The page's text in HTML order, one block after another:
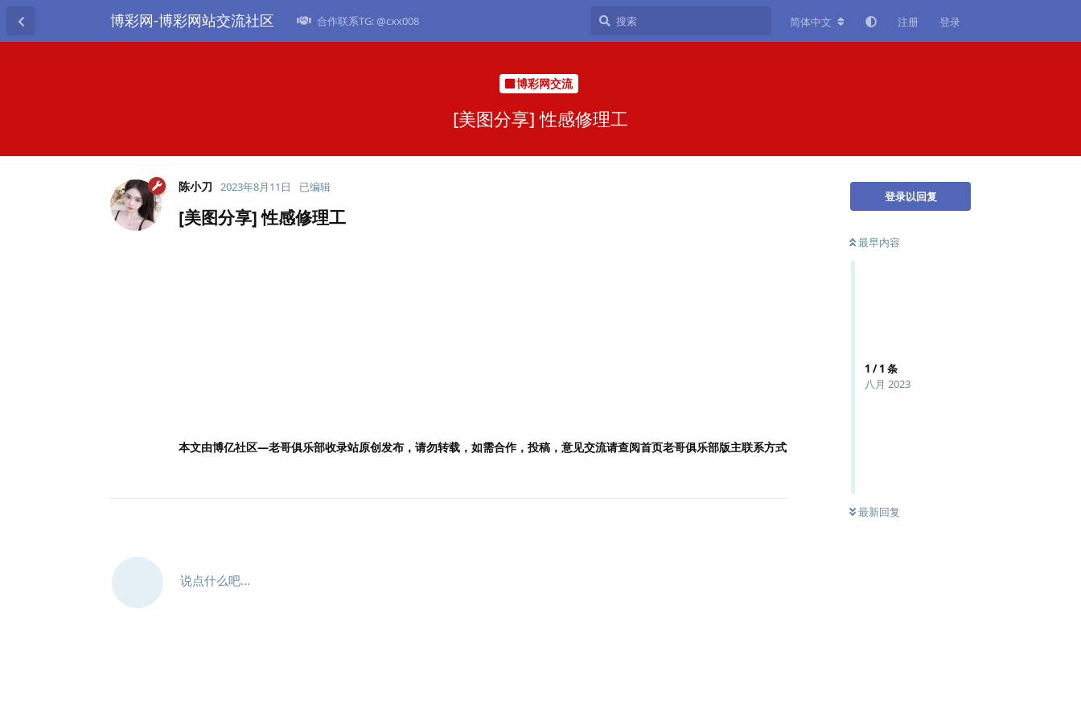
博彩网-博彩网站交流社区 合作联系TG: @cxx008 简体中文 注册 登录
博彩网交流
[美图分享] 性感修理工
登录以回复
最早内容
1 /1 条
八月 2023
最新回复
陈小刀 2023年8月11日 已编辑
[美图分享] 性感修理工
本文由博亿社区—老哥俱乐部收录站原创发布，请勿转载，如需合作，投稿，意见交流请查阅首页老哥俱乐部版主联系方式
说点什么吧...